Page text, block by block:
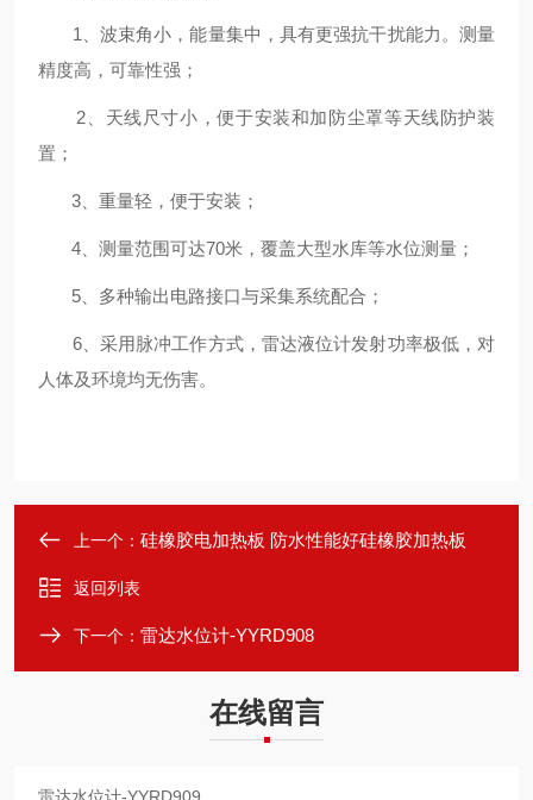
1、波束角小，能量集中，具有更强抗干扰能力。测量
精度高，可靠性强；
2、天线尺寸小，便于安装和加防尘罩等天线防护装
置；
3、重量轻，便于安装；
4、测量范围可达70米，覆盖大型水库等水位测量；
5、多种输出电路接口与采集系统配合；
6、采用脉冲工作方式，雷达液位计发射功率极低，对
人体及环境均无伤害。
上一个： 硅橡胶电加热板 防水性能好硅橡胶加热板
返回列表
下一个： 雷达水位计-YYRD908
在线留言